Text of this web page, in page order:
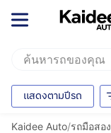
แสดงตามปีรถ
Kaidee Auto/รถมือสอง